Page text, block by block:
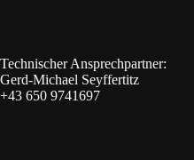
Technischer Ansprechpartner:
Gerd-Michael Seyffertitz
+43 650 9741697